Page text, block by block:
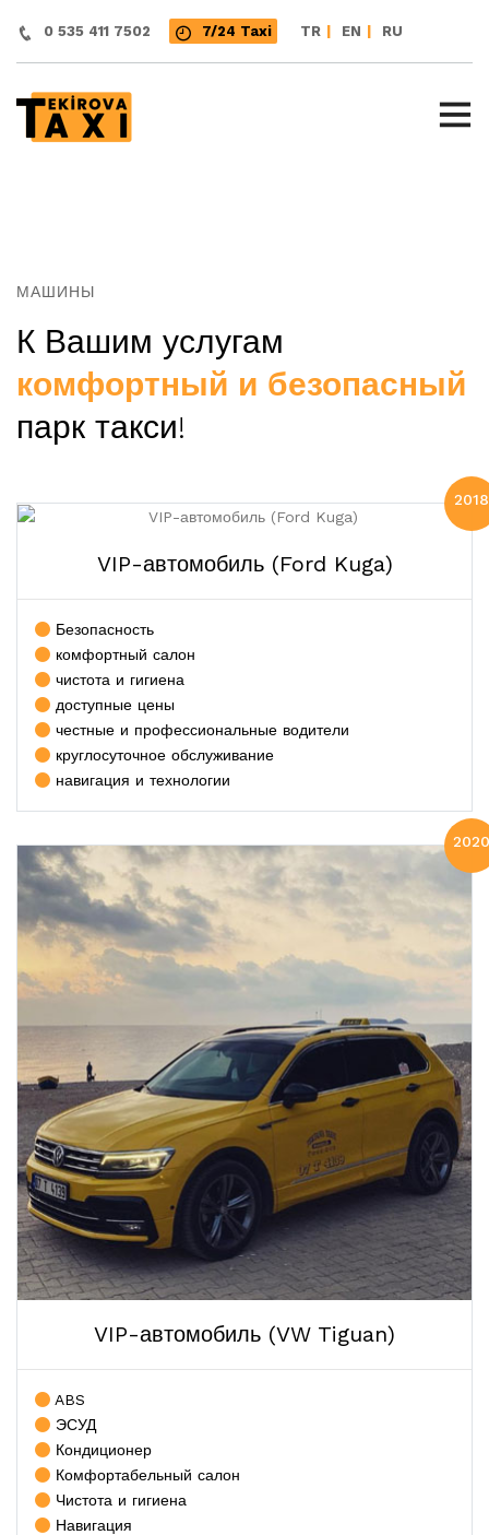
0 535 411 7502 7/24 Taxi TR | EN | RU
МАШИНЫ
К Вашим услугам
комфортный и безопасный
парк такси!
2018
VIP-автомобиль (Ford Kuga)
Безопасность
комфортный салон
чистота и гигиена
доступные цены
честные и профессиональные водители
круглосуточное обслуживание
навигация и технологии
2020
VIP-автомобиль (VW Tiguan)
ABS
ЭСУД
Кондиционер
Комфортабельный салон
Чистота и гигиена
Навигация